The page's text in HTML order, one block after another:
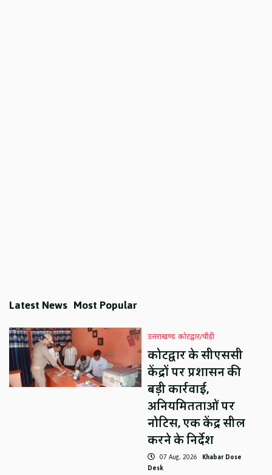
Latest News Most Popular
उत्तराखण्ड कोटद्वार/पौड़ी
कोटद्वार के सीएससी
केंद्रों पर प्रशासन की
बड़ी कार्रवाई,
अनियमितताओं पर
नोटिस, एक केंद्र सील
करने के निर्देश
07 Aug, 2026 Khabar Dose
Desk